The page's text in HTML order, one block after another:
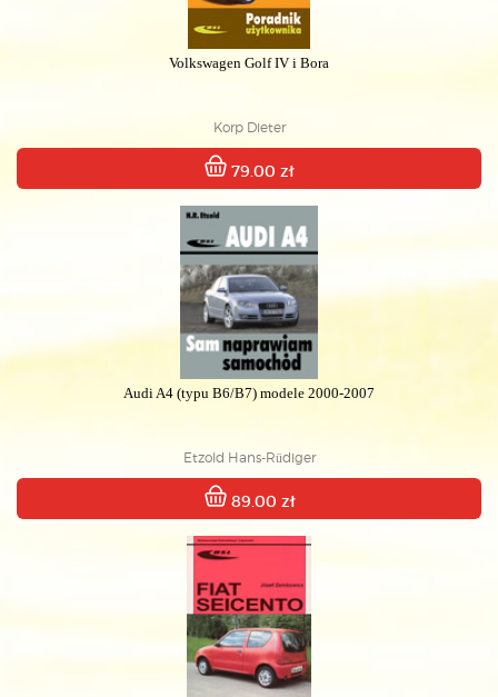
Volkswagen Golf IV i Bora
Korp Dieter
79.00 zł
Audi A4 (typu B6/B7) modele 2000-2007
Etzold Hans-Rüdiger
89.00 zł